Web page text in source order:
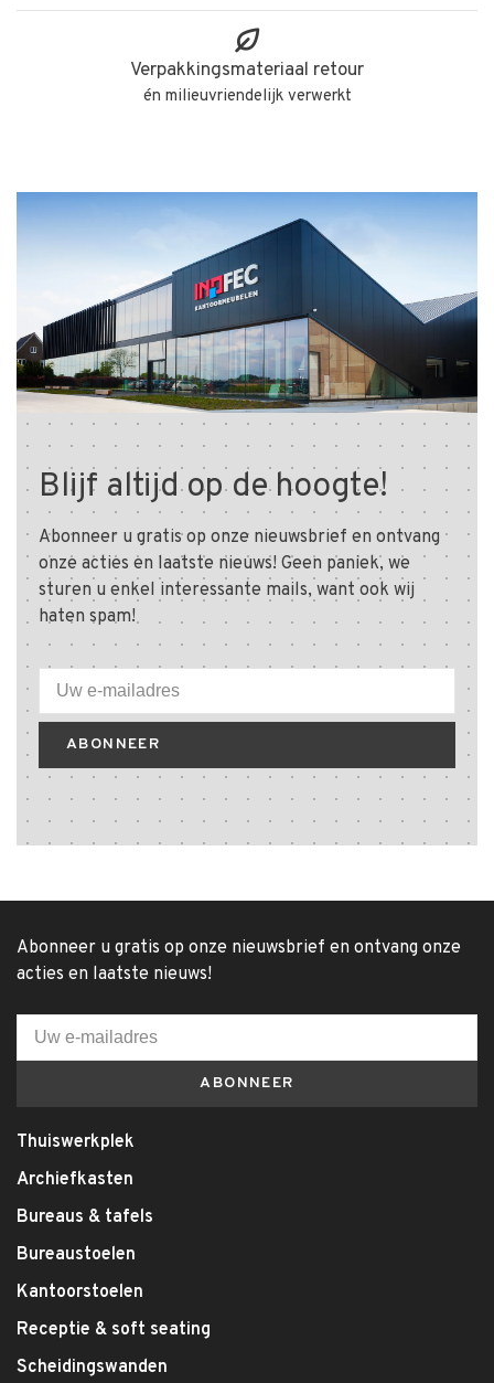
Verpakkingsmateriaal retour
én milieuvriendelijk verwerkt
Blijf altijd op de hoogte!
Abonneer u gratis op onze nieuwsbrief en ontvang
onze acties en laatste nieuws! Geen paniek, we
sturen u enkel interessante mails, want ook wij
haten spam!
ABONNEER
Abonneer u gratis op onze nieuwsbrief en ontvang onze
acties en laatste nieuws!
ABONNEER
Thuiswerkplek
Archiefkasten
Bureaus & tafels
Bureaustoelen
Kantoorstoelen
Receptie & soft seating
Scheidingswanden